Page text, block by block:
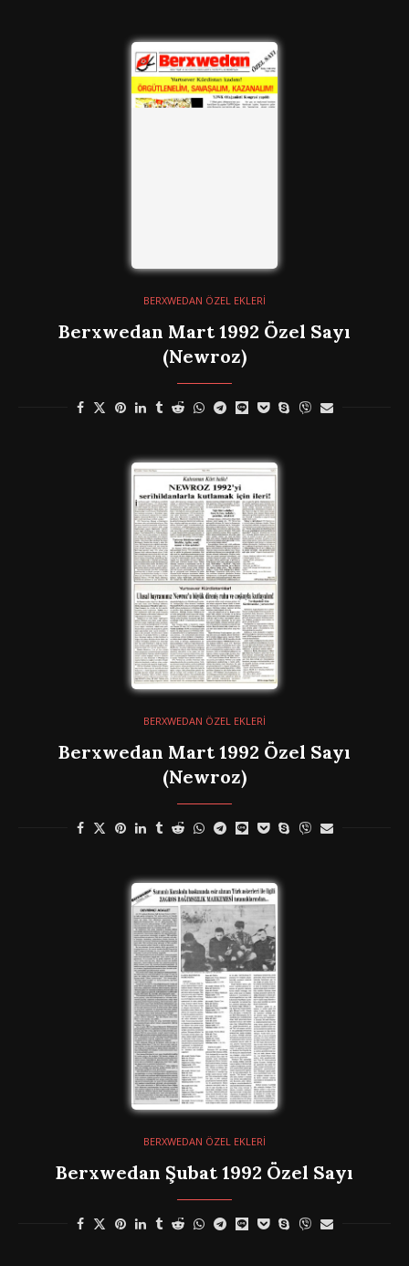
BERXWEDAN ÖZEL EKLERİ
Berxwedan Mart 1992 Özel Sayı
(Newroz)
BERXWEDAN ÖZEL EKLERİ
Berxwedan Mart 1992 Özel Sayı
(Newroz)
BERXWEDAN ÖZEL EKLERİ
Berxwedan Şubat 1992 Özel Sayı